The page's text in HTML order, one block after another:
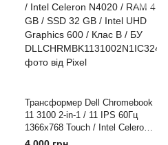
Трансформер Dell Chromebook
11 3100 2-in-1 / 11 IPS 60Гц
1366x768 Touch / Intel Celeron
N4020 / RAM 4 GB / SSD 32 GB